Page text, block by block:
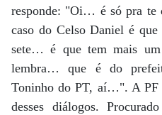
responde: "Oi… é só pra te
caso do Celso Daniel é
sete… é que tem mais
lembra… que é do
Toninho do PT, aí…". A PF
desses diálogos.